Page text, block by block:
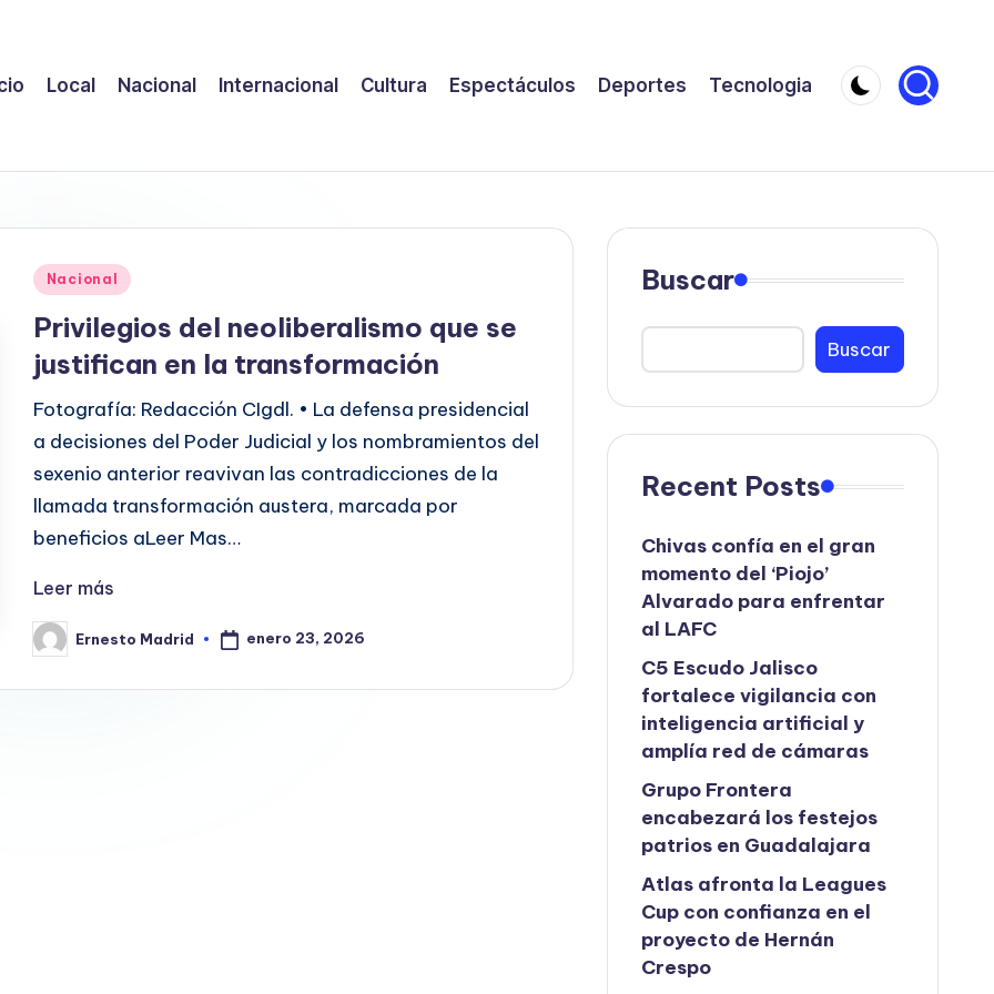
Local Nacional Internacional Cultura Espectáculos Deportes Tecnologia
Publicado
Nacional
Privilegios del neoliberalismo que se
justifican en la transformación
Fotografía: Redacción CIgdl. • La defensa presidencial
a decisiones del Poder Judicial y los nombramientos del
sexenio anterior reavivan las contradicciones de la
llamada transformación austera, marcada por
beneficios aLeer Mas…
Leer más
Publicado
por
Ernesto Madrid enero 23, 2026
Buscar
Buscar
Recent Posts
Chivas confía en el gran
momento del ‘Piojo’
Alvarado para enfrentar
al LAFC
C5 Escudo Jalisco
fortalece vigilancia con
inteligencia artificial y
amplía red de cámaras
Grupo Frontera
encabezará los festejos
patrios en Guadalajara
Atlas afronta la Leagues
Cup con confianza en el
proyecto de Hernán
Crespo